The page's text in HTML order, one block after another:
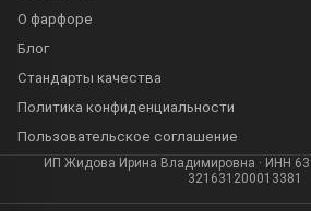
О фарфоре
Блог
Стандарты качества
Политика конфиденциальности
Пользовательское соглашение
ИП Жидова Ирина Владимировна · ИНН
321631200013381